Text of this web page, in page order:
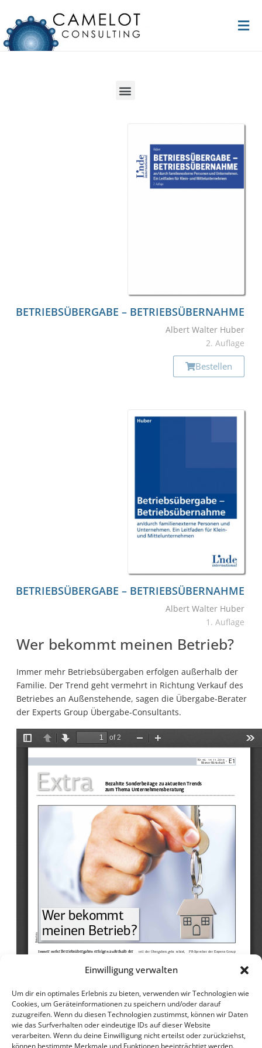
Einwilligung verwalten
Um dir ein optimales Erlebnis zu bieten, verwenden wir Technologien wie
Cookies, um Geräteinformationen zu speichern und/oder darauf
zuzugreifen. Wenn du diesen Technologien zustimmst, können wir Daten
wie das Surfverhalten oder eindeutige IDs auf dieser Website
verarbeiten. Wenn du deine Einwilligung nicht erteilst oder zurückziehst,
können bestimmte Merkmale und Funktionen beeinträchtigt werden.
BETRIEBS­ÜBERGABE – BETRIEBS­ÜBERNAHME
Albert Walter Huber
2. Auflage
Bestellen
BETRIEBS­ÜBERGABE – BETRIEBS­ÜBERNAHME
Albert Walter Huber
1. Auflage
Wer bekommt meinen Betrieb?
Immer mehr Betriebsübergaben erfolgen außerhalb der
Familie. Der Trend geht vermehrt in Richtung Verkauf des
Betriebes an Außenstehende, sagen die Übergabe-Berater
der Experts Group Übergabe-Consultants.